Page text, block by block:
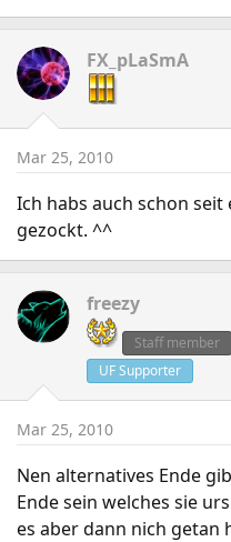
FX_pLaSmA
Mar 25, 2010
Ich habs auch schon
gezockt. ^^
freezy
Staff member
UF Supporter
Mar 25, 2010
Nen alternatives Ende
Ende sein welches sie
es aber dann nich getan